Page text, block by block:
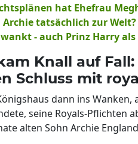
hat Ehefrau
tatsächlich zur
- auch Prinz Harry
Knall auf
Schluss mit
dann ins
seine Royals-Pflichten
alten Sohn Archie